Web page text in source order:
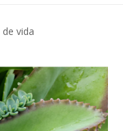
vida